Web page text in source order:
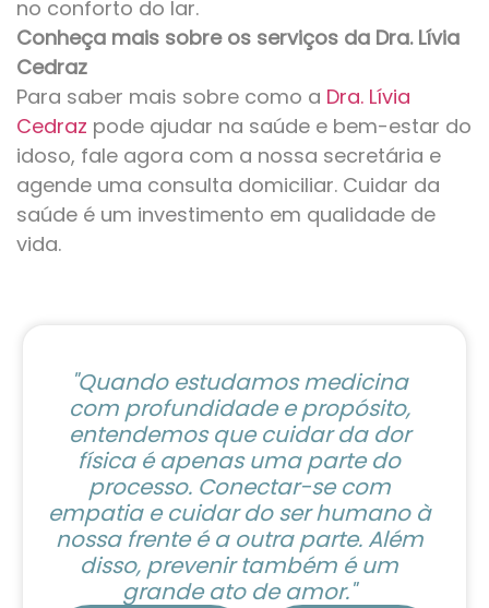
no conforto do lar.
Conheça mais sobre os serviços da Dra. Lívia
Cedraz
Para saber mais sobre como a Dra. Lívia
Cedraz pode ajudar na saúde e bem-estar do
idoso, fale agora com a nossa secretária e
agende uma consulta domiciliar. Cuidar da
saúde é um investimento em qualidade de
vida.
"Quando estudamos medicina
com profundidade e propósito,
entendemos que cuidar da dor
física é apenas uma parte do
processo. Conectar-se com
empatia e cuidar do ser humano à
nossa frente é a outra parte. Além
disso, prevenir também é um
grande ato de amor."